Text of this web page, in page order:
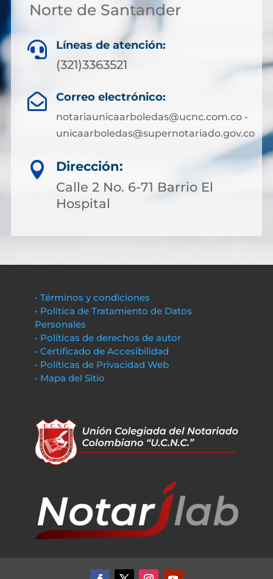
Norte de Santander
 Líneas de atención:
(321)3363521
 Correo electrónico:
notariaunicaarboledas@ucnc.com.co -
unicaarboledas@supernotariado.gov.co

Dirección:
Calle 2 No. 6-71 Barrio El
Hospital
• Términos y condiciones
• Política de Tratamiento de Datos
Personales
• Políticas de derechos de autor
• Certificado de Accesibilidad
• Políticas de Privacidad Web
• Mapa del Sitio